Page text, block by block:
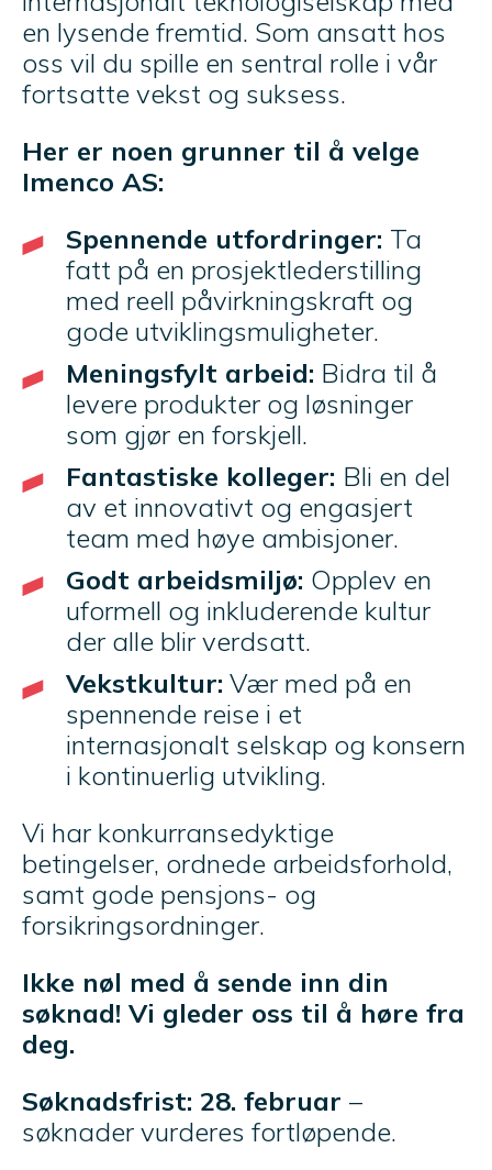
en lysende fremtid. Som ansatt hos
oss vil du spille en sentral rolle i vår
fortsatte vekst og suksess.
Her er noen grunner til å velge
Imenco AS:
Spennende utfordringer: Ta
fatt på en prosjektlederstilling
med reell påvirkningskraft og
gode utviklingsmuligheter.
Meningsfylt arbeid: Bidra til å
levere produkter og løsninger
som gjør en forskjell.
Fantastiske kolleger: Bli en del
av et innovativt og engasjert
team med høye ambisjoner.
Godt arbeidsmiljø: Opplev en
uformell og inkluderende kultur
der alle blir verdsatt.
Vekstkultur: Vær med på en
spennende reise i et
internasjonalt selskap og konsern
i kontinuerlig utvikling.
Vi har konkurransedyktige
betingelser, ordnede arbeidsforhold,
samt gode pensjons- og
forsikringsordninger.
Ikke nøl med å sende inn din
søknad! Vi gleder oss til å høre fra
deg.
Søknadsfrist: 28. februar –
søknader vurderes fortløpende.